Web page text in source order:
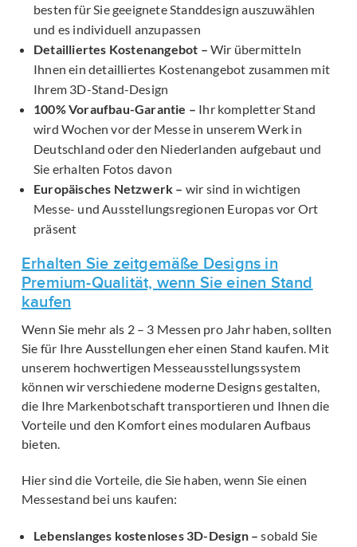
besten für Sie geeignete Standdesign auszuwählen
und es individuell anzupassen
Detailliertes Kostenangebot – Wir übermitteln
Ihnen ein detailliertes Kostenangebot zusammen mit
Ihrem 3D-Stand-Design
100% Voraufbau-Garantie – Ihr kompletter Stand
wird Wochen vor der Messe in unserem Werk in
Deutschland oder den Niederlanden aufgebaut und
Sie erhalten Fotos davon
Europäisches Netzwerk – wir sind in wichtigen
Messe- und Ausstellungsregionen Europas vor Ort
präsent
Erhalten Sie zeitgemäße Designs in
Premium-Qualität, wenn Sie einen Stand
kaufen
Wenn Sie mehr als 2 – 3 Messen pro Jahr haben, sollten
Sie für Ihre Ausstellungen eher einen Stand kaufen. Mit
unserem hochwertigen Messeausstellungssystem
können wir verschiedene moderne Designs gestalten,
die Ihre Markenbotschaft transportieren und Ihnen die
Vorteile und den Komfort eines modularen Aufbaus
bieten.
Hier sind die Vorteile, die Sie haben, wenn Sie einen
Messestand bei uns kaufen:
Lebenslanges kostenloses 3D-Design – sobald Sie